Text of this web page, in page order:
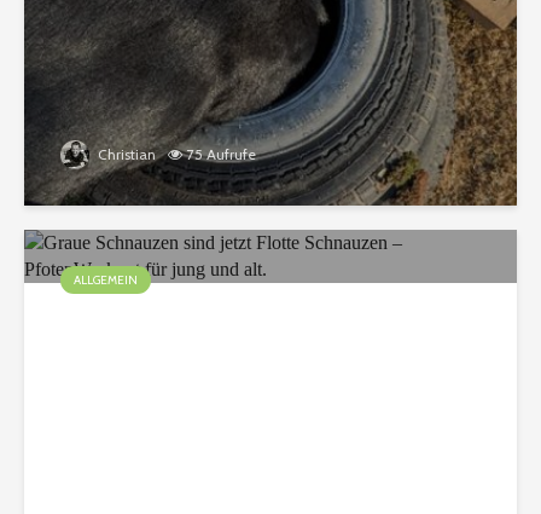
Christian 75 Aufrufe
ALLGEMEIN